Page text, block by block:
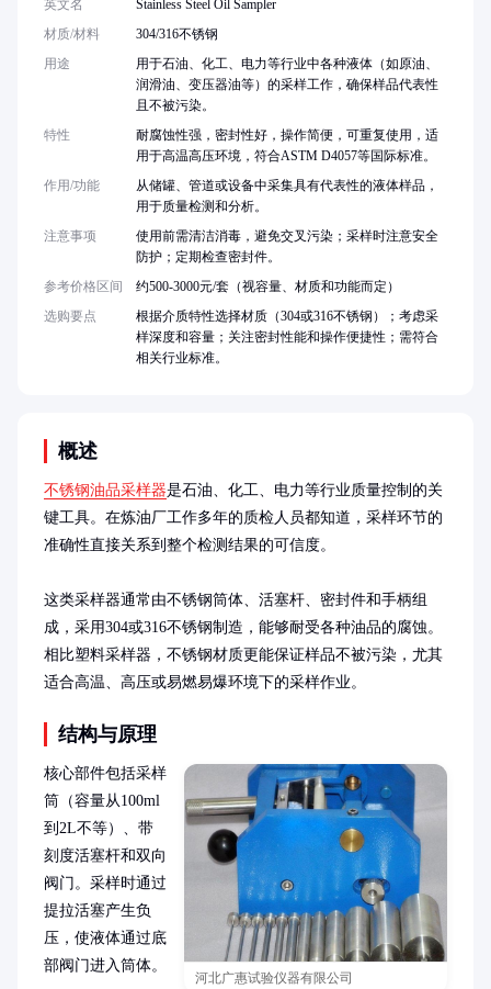
概述
不锈钢油品采样器是石油、化工、电力等行业质量控制的关
键工具。在炼油厂工作多年的质检人员都知道，采样环节的
准确性直接关系到整个检测结果的可信度。
这类采样器通常由不锈钢筒体、活塞杆、密封件和手柄组
成，采用304或316不锈钢制造，能够耐受各种油品的腐蚀。
相比塑料采样器，不锈钢材质更能保证样品不被污染，尤其
适合高温、高压或易燃易爆环境下的采样作业。
结构与原理
河北广惠试验仪器有限公司
核心部件包括采样
筒（容量从100ml
到2L不等）、带
刻度活塞杆和双向
阀门。采样时通过
提拉活塞产生负
压，使液体通过底
部阀门进入筒体。
英文名
Stainless Steel Oil Sampler
材质/材料
304/316不锈钢
用途
用于石油、化工、电力等行业中各种液体（如原油、
润滑油、变压器油等）的采样工作，确保样品代表性
且不被污染。
特性
耐腐蚀性强，密封性好，操作简便，可重复使用，适
用于高温高压环境，符合ASTM D4057等国际标准。
作用/功能
从储罐、管道或设备中采集具有代表性的液体样品，
用于质量检测和分析。
注意事项
使用前需清洁消毒，避免交叉污染；采样时注意安全
防护；定期检查密封件。
参考价格区间
约500-3000元/套（视容量、材质和功能而定）
选购要点
根据介质特性选择材质（304或316不锈钢）；考虑采
样深度和容量；关注密封性能和操作便捷性；需符合
相关行业标准。